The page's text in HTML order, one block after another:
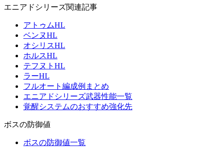
エニアドシリーズ関連記事
アトゥムHL
ベンヌHL
オシリスHL
ホルスHL
テフヌトHL
ラーHL
フルオート編成例まとめ
エニアドシリーズ武器性能一覧
覚醒システムのおすすめ強化先
ボスの防御値
ボスの防御値一覧